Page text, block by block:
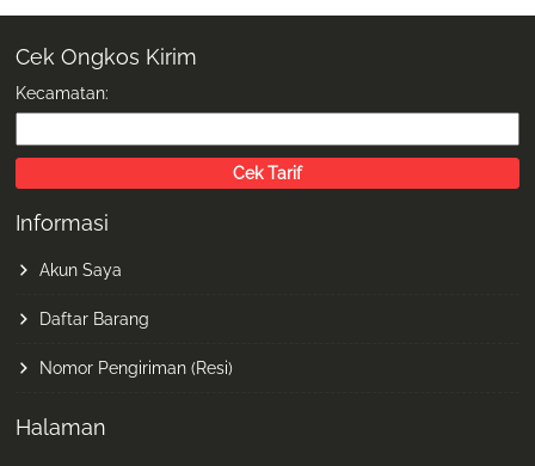
Cek Ongkos Kirim
Kecamatan:
Informasi
Akun Saya
Daftar Barang
Nomor Pengiriman (Resi)
Halaman